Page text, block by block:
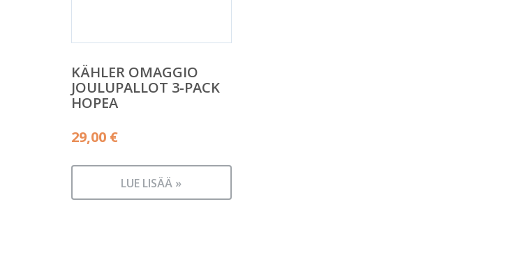
KÄHLER OMAGGIO
JOULUPALLOT 3-PACK
HOPEA
29,00 €
LUE LISÄÄ »